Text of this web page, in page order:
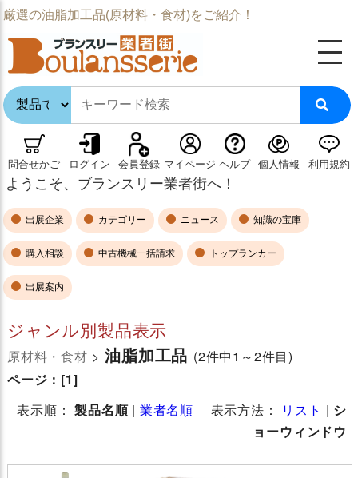
厳選の油脂加工品(原材料・食材)をご紹介！
問合せかご ログイン 会員登録 マイページ ヘルプ 個人情報 利用規約
ようこそ、ブランスリー業者街へ！
出展企業 カテゴリー ニュース 知識の宝庫
購入相談 中古機械一括請求 トップランカー
出展案内
ジャンル別製品表示
原材料・食材 > 油脂加工品 (2件中1～2件目)
ページ： [1]
表示順：製品名順| 業者名順 表示方法： リスト | シ
ョーウィンドウ